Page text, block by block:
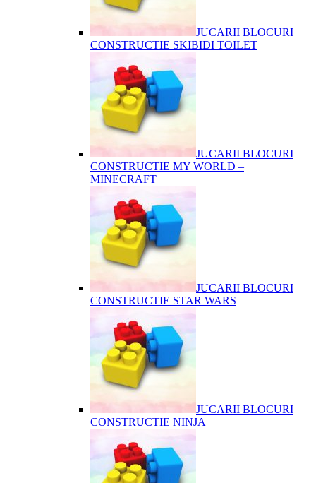
JUCARII BLOCURI
CONSTRUCTIE SKIBIDI TOILET
JUCARII BLOCURI
CONSTRUCTIE MY WORLD –
MINECRAFT
JUCARII BLOCURI
CONSTRUCTIE STAR WARS
JUCARII BLOCURI
CONSTRUCTIE NINJA